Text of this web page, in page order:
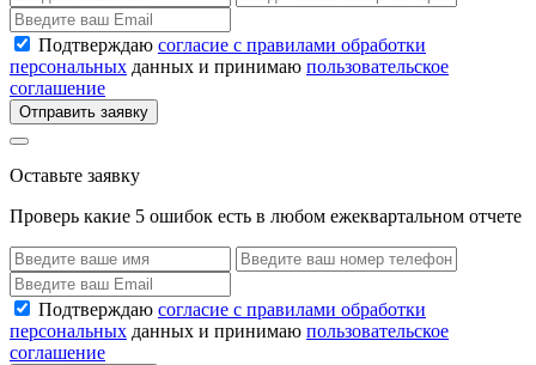
Подтверждаю согласие с правилами обработки
персональных данных и принимаю пользовательское
соглашение
Отправить заявку
Оставьте заявку
Проверь какие 5 ошибок есть в любом ежеквартальном отчете
Подтверждаю согласие с правилами обработки
персональных данных и принимаю пользовательское
соглашение